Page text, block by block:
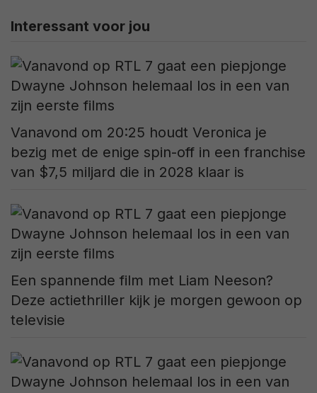
Interessant voor jou
Vanavond om 20:25 houdt Veronica je
bezig met de enige spin-off in een franchise
van $7,5 miljard die in 2028 klaar is
Een spannende film met Liam Neeson?
Deze actiethriller kijk je morgen gewoon op
televisie